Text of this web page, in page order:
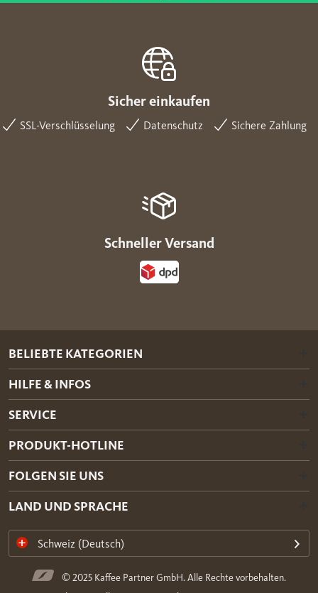
Sicher einkaufen
SSL-Verschlüsselung Datenschutz Sichere Zahlung
Schneller Versand
BELIEBTE KATEGORIEN
HILFE & INFOS
SERVICE
PRODUKT-HOTLINE
FOLGEN SIE UNS
LAND UND SPRACHE
Schweiz (Deutsch)
© 2025 Kaffee Partner GmbH. Alle Rechte vorbehalten.